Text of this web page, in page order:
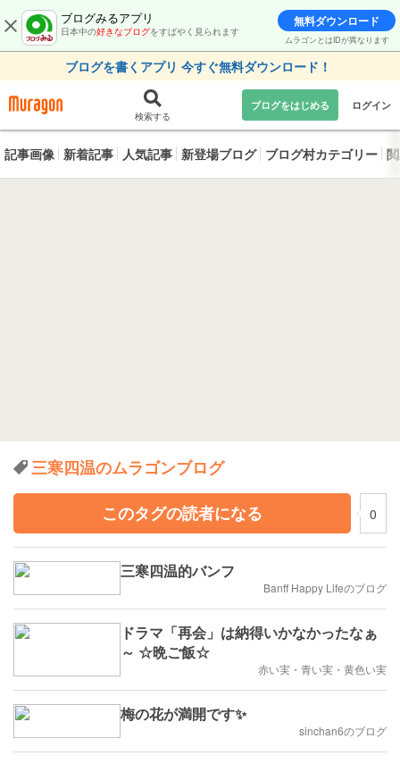
ブログみるアプリ
日本中の好きなブログをすばやく見られます
無料ダウンロード
ムラゴンとはIDが異なります
ブログを書くアプリ 今すぐ無料ダウンロード！
検索する
ブログをはじめる ログイン
記事画像 新着記事 人気記事 新登場ブログ ブログ村カテゴリー
三寒四温のムラゴンブログ
このタグの読者になる
0
三寒四温的バンフ
Banff Happy Lifeのブログ
ドラマ「再会」は納得いかなかったなぁ
～ ☆晩ご飯☆
赤い実・青い実・黄色い実
梅の花が満開です✨
sinchan6のブログ